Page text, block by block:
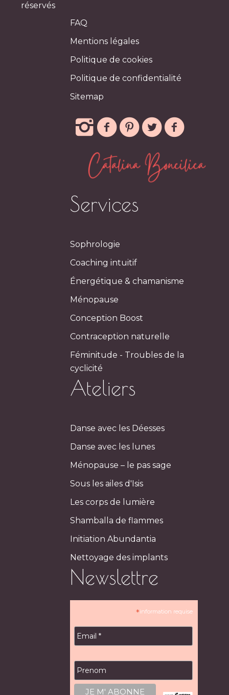
FAQ
Mentions légales
Politique de cookies
Politique de confidentialité
Sitemap
Services
Sophrologie
Coaching intuitif
Énergétique & chamanisme
Ménopause
Conception Boost
Contraception naturelle
Féminitude - Troubles de la
cyclicité
Ateliers
Danse avec les Déesses
Danse avec les lunes
Ménopause – le pas sage
Sous les ailes d'Isis
Les corps de lumière
Shamballa de flammes
Initiation Abundantia
Nettoyage des implants
Newslettre
*information requise
réservés